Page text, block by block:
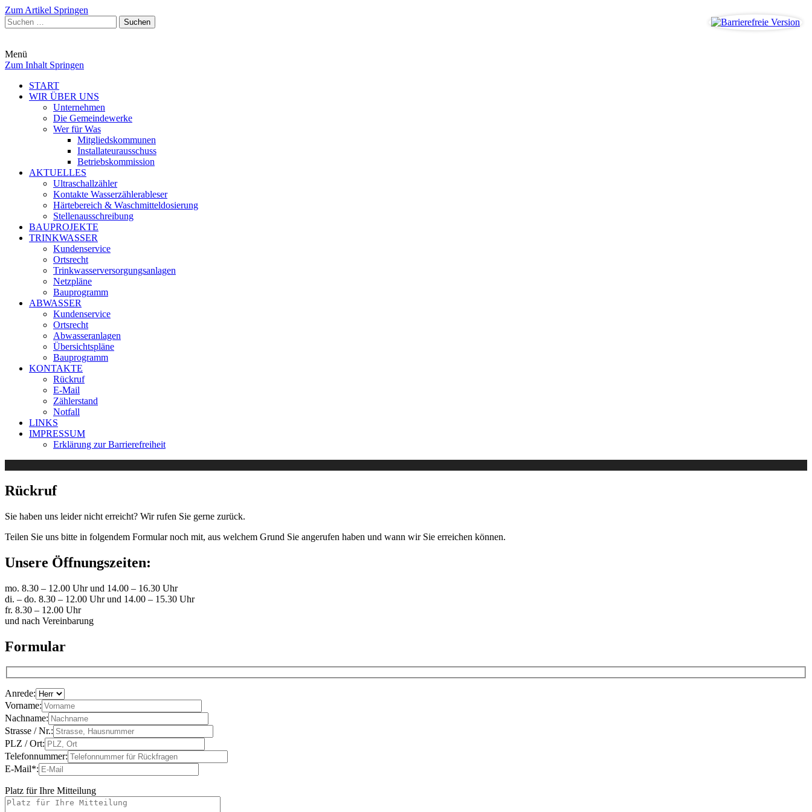
Zum Artikel Springen
Suchen
nach:
Menü
Zum Inhalt Springen
START
WIR ÜBER UNS
Unternehmen
Die Gemeindewerke
Wer für Was
Mitgliedskommunen
Installateurausschuss
Betriebskommission
AKTUELLES
Ultraschallzähler
Kontakte Wasserzählerableser
Härtebereich & Waschmitteldosierung
Stellenausschreibung
BAUPROJEKTE
TRINKWASSER
Kundenservice
Ortsrecht
Trinkwasserversorgungsanlagen
Netzpläne
Bauprogramm
ABWASSER
Kundenservice
Ortsrecht
Abwasseranlagen
Übersichtspläne
Bauprogramm
KONTAKTE
Rückruf
E-Mail
Zählerstand
Notfall
LINKS
IMPRESSUM
Erklärung zur Barrierefreiheit
Rückruf
Sie haben uns leider nicht erreicht? Wir rufen Sie gerne zurück.
Teilen Sie uns bitte in folgendem Formular noch mit, aus welchem Grund Sie angerufen haben und wann wir Sie erreichen können.
Unsere Öffnungszeiten:
mo. 8.30 – 12.00 Uhr und 14.00 – 16.30 Uhr
di. – do. 8.30 – 12.00 Uhr und 14.00 – 15.30 Uhr
fr. 8.30 – 12.00 Uhr
und nach Vereinbarung
Formular
Anrede:
Vorname:
Nachname:
Strasse / Nr.:
PLZ / Ort:
Telefonnummer:
E-Mail*:
Platz für Ihre Mitteilung